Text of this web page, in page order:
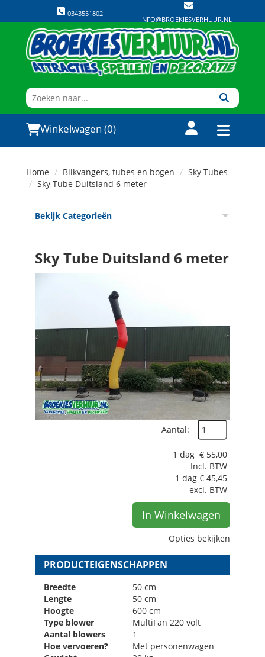
0343551802
INFO@BROEKIESVERHUUR.NL
Winkelwagen (0)
Home Blikvangers, tubes en bogen
Sky Tubes
Sky Tube Duitsland 6 meter
Bekijk Categorieën
Sky Tube Duitsland 6 meter
Aantal:
1 dag € 55,00
Incl. BTW
1 dag € 45,45
excl. BTW
In Winkelwagen
Opties bekijken
PRODUCTEIGENSCHAPPEN
Breedte
50 cm
Lengte
50 cm
Hoogte
600 cm
Type blower
MultiFan 220 volt
Aantal blowers
1
Hoe vervoeren?
Met personenwagen